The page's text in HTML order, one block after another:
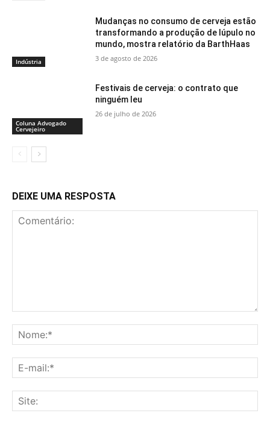
Indústria
Mudanças no consumo de cerveja estão
transformando a produção de lúpulo no
mundo, mostra relatório da BarthHaas
3 de agosto de 2026
Coluna Advogado
Cervejeiro
Festivais de cerveja: o contrato que
ninguém leu
26 de julho de 2026
DEIXE UMA RESPOSTA